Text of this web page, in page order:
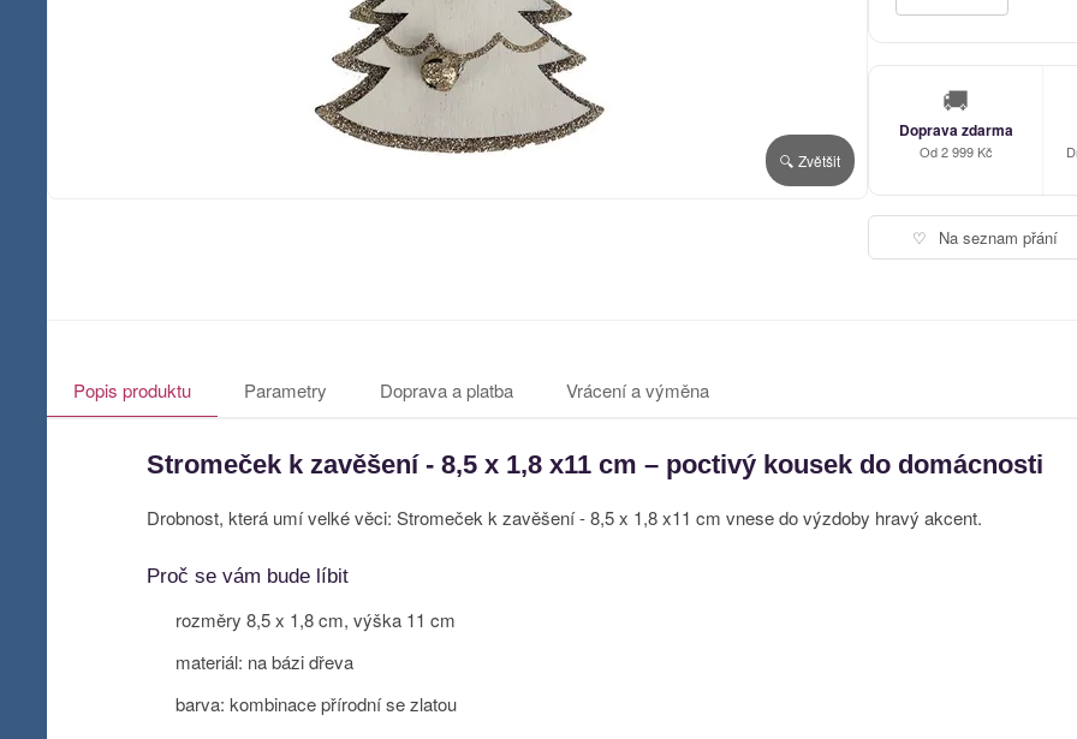
🔍 Zvětšit
🚚
Doprava zdarma
Od 2 999 Kč
♡ Na seznam přání
Popis produktu Parametry Doprava a platba Vrácení a výměna
Stromeček k zavěšení - 8,5 x 1,8 x11 cm – poctivý kousek do domácnosti
Drobnost, která umí velké věci: Stromeček k zavěšení - 8,5 x 1,8 x11 cm vnese do výzdoby hravý akcent.
Proč se vám bude líbit
rozměry 8,5 x 1,8 cm, výška 11 cm
materiál: na bázi dřeva
barva: kombinace přírodní se zlatou